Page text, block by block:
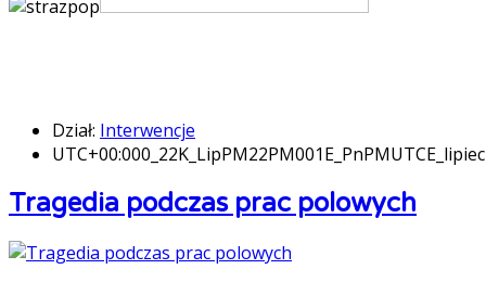
Dział: Interwencje
Tragedia podczas prac polowych